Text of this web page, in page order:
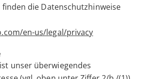
finden die Datenschutzhinweise
en-us/legal/privacy
unser überwiegendes